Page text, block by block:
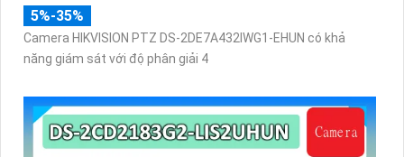
5%-35%
Camera HIKVISION PTZ DS-2DE7A432IWG1-EHUN có khả
năng giám sát với độ phân giải 4